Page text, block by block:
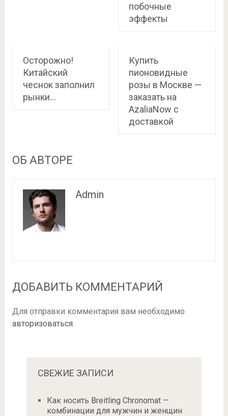
побочные
эффекты
Осторожно!
Китайский
чеснок заполнил
рынки…
Купить
пионовидные
розы в Москве —
заказать на
AzaliaNow с
доставкой
ОБ АВТОРЕ
Admin
ДОБАВИТЬ КОММЕНТАРИЙ
Для отправки комментария вам необходимо
авторизоваться
СВЕЖИЕ ЗАПИСИ
Как носить Breitling Chronomat —
комбинации для мужчин и женщин